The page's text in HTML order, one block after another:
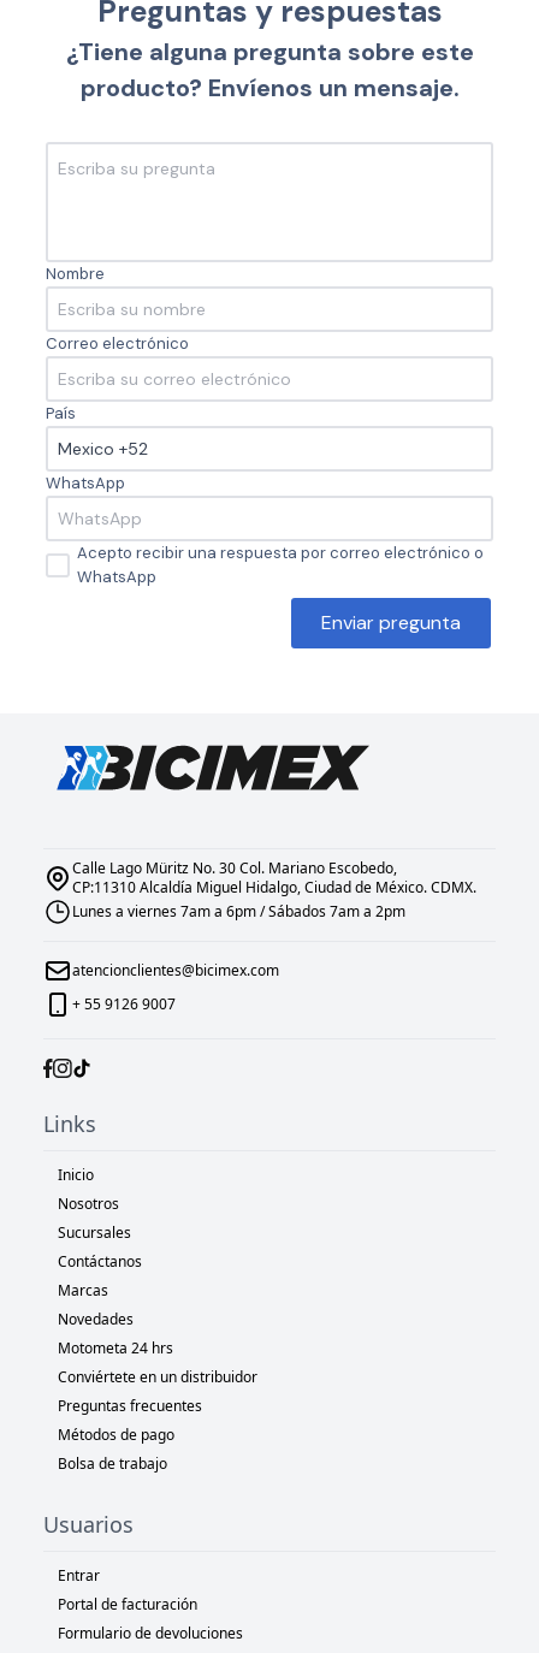
Preguntas y respuestas
¿Tiene alguna pregunta sobre este
producto? Envíenos un mensaje.
Nombre
Correo electrónico
País
WhatsApp
Acepto recibir una respuesta por correo electrónico o
WhatsApp
Enviar pregunta
Calle Lago Müritz No. 30 Col. Mariano Escobedo,
CP:11310 Alcaldía Miguel Hidalgo, Ciudad de México. CDMX.
Lunes a viernes 7am a 6pm / Sábados 7am a 2pm
atencionclientes@bicimex.com
+ 55 9126 9007
Links
Inicio
Nosotros
Sucursales
Contáctanos
Marcas
Novedades
Motometa 24 hrs
Conviértete en un distribuidor
Preguntas frecuentes
Métodos de pago
Bolsa de trabajo
Usuarios
Entrar
Portal de facturación
Formulario de devoluciones